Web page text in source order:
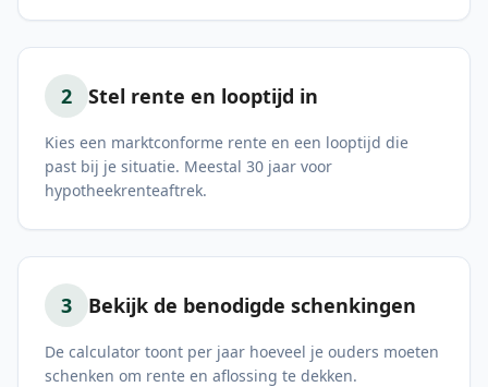
2 Stel rente en looptijd in
Kies een marktconforme rente en een looptijd die
past bij je situatie. Meestal 30 jaar voor
hypotheekrenteaftrek.
3 Bekijk de benodigde schenkingen
De calculator toont per jaar hoeveel je ouders moeten
schenken om rente en aflossing te dekken.